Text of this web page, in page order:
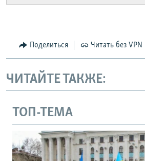
Поделиться Читать без VPN
ЧИТАЙТЕ ТАКЖЕ:
ТОП-ТЕМА